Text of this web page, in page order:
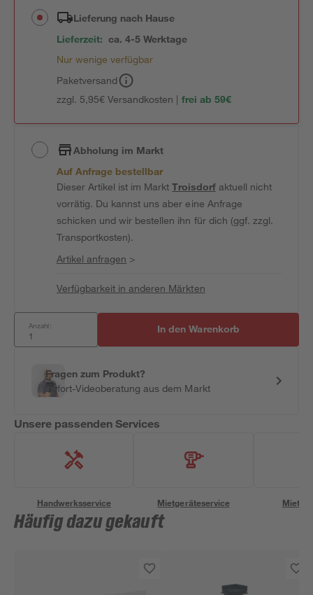
Lieferung nach Hause
Lieferzeit: ca. 4-5 Werktage
Nur wenige verfügbar
Paketversand
zzgl. 5,95€ Versandkosten | frei ab 59€
Abholung im Markt
Auf Anfrage bestellbar
Dieser Artikel ist im MarktTroisdorfaktuell nicht
vorrätig. Du kannst uns aber eine Anfrage
schicken und wir bestellen ihn für dich (ggf. zzgl.
Transportkosten).
Artikel anfragen >
Verfügbarkeit in anderen Märkten
Anzahl: In den Warenkorb
Fragen zum Produkt?
Sofort-Videoberatung aus dem Markt
Unsere passenden Services
Handwerksservice Mietgeräteservice
Häufig dazu gekauft